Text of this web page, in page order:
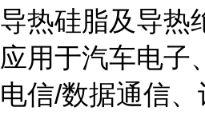
导热硅脂及导热
应用于汽车电子
电信/数据通信、